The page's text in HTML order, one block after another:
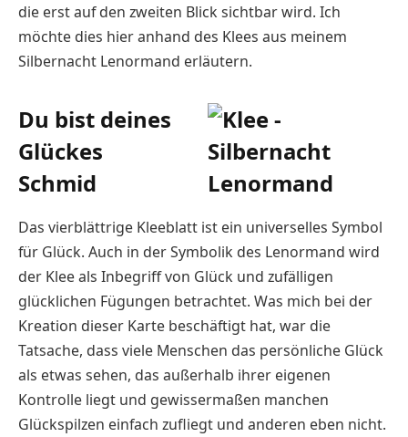
die erst auf den zweiten Blick sichtbar wird. Ich
möchte dies hier anhand des Klees aus meinem
Silbernacht Lenormand erläutern.
Du bist deines
Glückes
Schmid
Das vierblättrige Kleeblatt ist ein universelles Symbol
für Glück. Auch in der Symbolik des Lenormand wird
der Klee als Inbegriff von Glück und zufälligen
glücklichen Fügungen betrachtet. Was mich bei der
Kreation dieser Karte beschäftigt hat, war die
Tatsache, dass viele Menschen das persönliche Glück
als etwas sehen, das außerhalb ihrer eigenen
Kontrolle liegt und gewissermaßen manchen
Glückspilzen einfach zufliegt und anderen eben nicht.